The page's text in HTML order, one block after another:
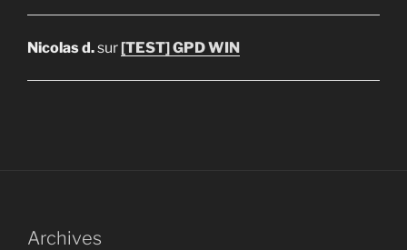
Nicolas d.sur[TEST] GPD WIN
Archives